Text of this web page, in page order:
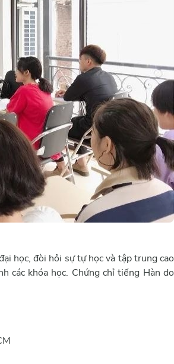
học, đòi hỏi sự tự học và tập trung cao
các khóa học. Chứng chỉ tiếng Hàn do